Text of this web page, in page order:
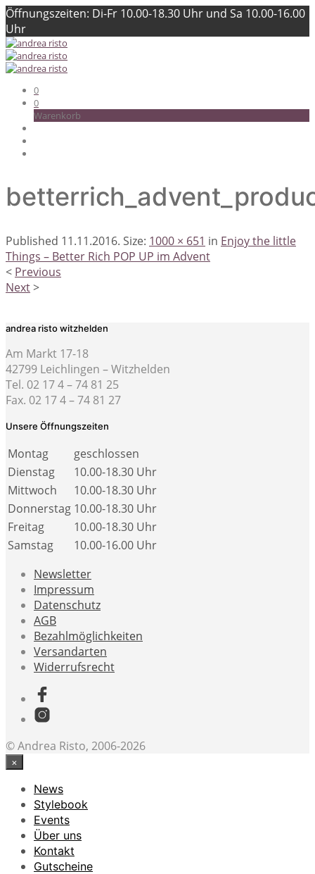
Öffnungszeiten: Di-Fr 10.00-18.30 Uhr und Sa 10.00-16.00
Uhr
0
0
Warenkorb
Published 11.11.2016. Size: 1000 × 651 in Enjoy the little
Things – Better Rich POP UP im Advent
< Previous
Next>
andrea risto witzhelden
Am Markt 17-18
42799 Leichlingen – Witzhelden
Tel. 02 17 4 – 74 81 25
Fax. 02 17 4 – 74 81 27
Unsere Öffnungszeiten
Montag
geschlossen
Dienstag
10.00-18.30 Uhr
Mittwoch
10.00-18.30 Uhr
Donnerstag 10.00-18.30 Uhr
Freitag
10.00-18.30 Uhr
Samstag
10.00-16.00 Uhr
Newsletter
Impressum
Datenschutz
AGB
Bezahlmöglichkeiten
Versandarten
Widerrufsrecht
© Andrea Risto, 2006-2026
×
News
Stylebook
Events
Über uns
Kontakt
Gutscheine